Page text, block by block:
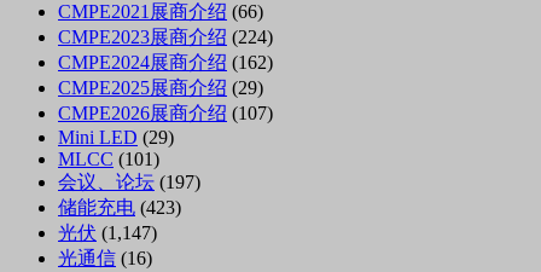
CMPE2021展商介绍 (66)
CMPE2023展商介绍 (224)
CMPE2024展商介绍 (162)
CMPE2025展商介绍 (29)
CMPE2026展商介绍 (107)
Mini LED (29)
MLCC (101)
会议、论坛 (197)
储能充电 (423)
光伏 (1,147)
光通信 (16)